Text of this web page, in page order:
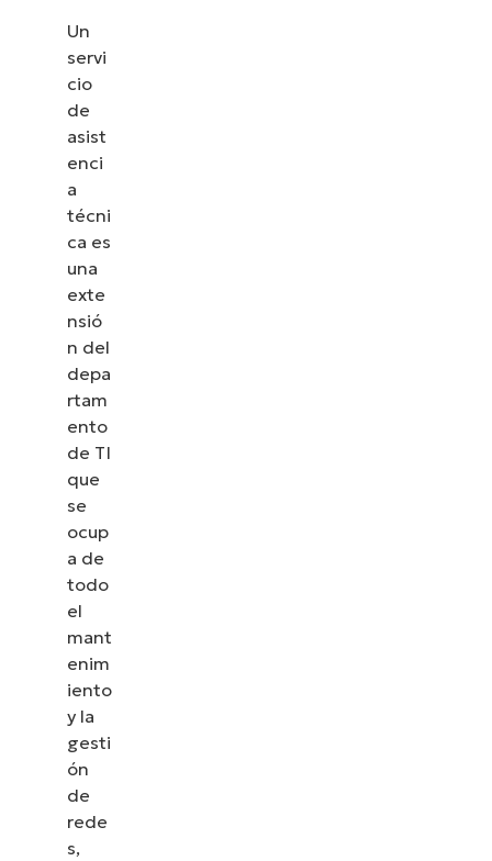
Un
servi
cio
de
asist
enci
a
técni
ca es
una
exte
nsió
n del
depa
rtam
ento
de TI
que
se
ocup
a de
todo
el
mant
enim
iento
y la
gesti
ón
de
rede
s,